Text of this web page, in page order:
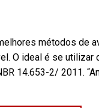
métodos de
O ideal é se utilizar
14.653-2/ 2011.